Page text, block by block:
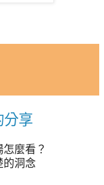
分享
麼看？
的洞念